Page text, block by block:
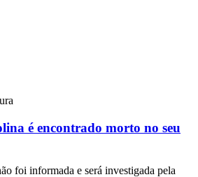
é encontrado morto no seu
foi informada e será investigada pela